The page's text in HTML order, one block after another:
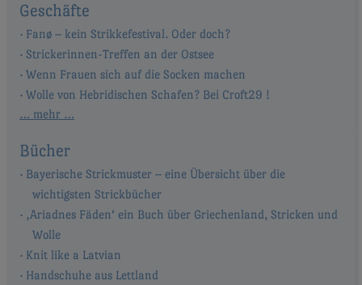
Geschäfte
Fanø – kein Strikkefestival. Oder doch?
Strickerinnen-Treffen an der Ostsee
Wenn Frauen sich auf die Socken machen
Wolle von Hebridischen Schafen? Bei Croft29 !
… mehr …
Bücher
Bayerische Strickmuster – eine Übersicht über die
wichtigsten Strickbücher
‚Ariadnes Fäden‘ ein Buch über Griechenland, Stricken und
Wolle
Knit like a Latvian
Handschuhe aus Lettland